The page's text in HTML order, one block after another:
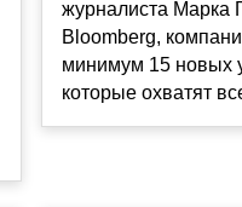
журналиста Марка
Bloomberg,
минимум 15 новых
которые охватят